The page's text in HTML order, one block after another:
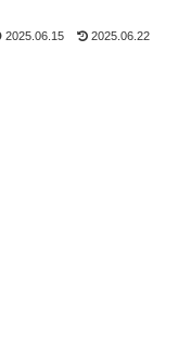
2025.06.15 2025.06.22